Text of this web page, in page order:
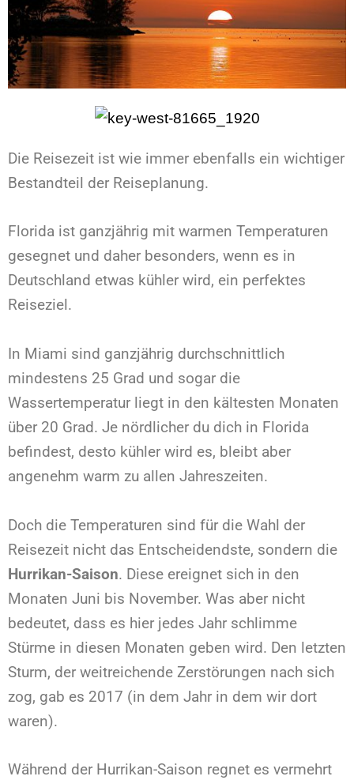
Die Reisezeit ist wie immer ebenfalls ein wichtiger
Bestandteil der Reiseplanung.
Florida ist ganzjährig mit warmen Temperaturen
gesegnet und daher besonders, wenn es in
Deutschland etwas kühler wird, ein perfektes
Reiseziel.
In Miami sind ganzjährig durchschnittlich
mindestens 25 Grad und sogar die
Wassertemperatur liegt in den kältesten Monaten
über 20 Grad. Je nördlicher du dich in Florida
befindest, desto kühler wird es, bleibt aber
angenehm warm zu allen Jahreszeiten.
Doch die Temperaturen sind für die Wahl der
Reisezeit nicht das Entscheidendste, sondern die
Hurrikan-Saison. Diese ereignet sich in den
Monaten Juni bis November. Was aber nicht
bedeutet, dass es hier jedes Jahr schlimme
Stürme in diesen Monaten geben wird. Den letzten
Sturm, der weitreichende Zerstörungen nach sich
zog, gab es 2017 (in dem Jahr in dem wir dort
waren).
Während der Hurrikan-Saison regnet es vermehrt